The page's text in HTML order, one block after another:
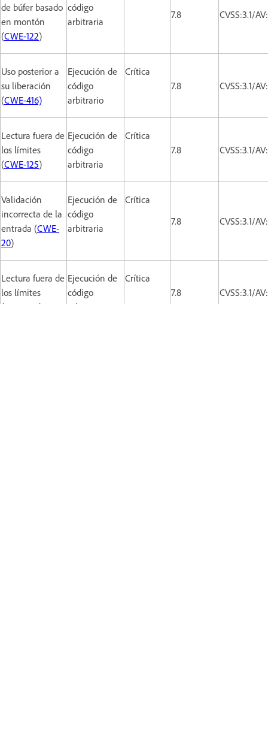
de búfer basado
en montón
(CWE-122)
código
arbitraria
7.8
CVSS:3.1/
Uso posterior a
su liberación
(CWE-416)
Ejecución de
código
arbitrario
Crítica
7.8
CVSS:3.1/
Lectura fuera de
los límites
(CWE-125)
Ejecución de
código
arbitraria
Crítica
7.8
CVSS:3.1/
Validación
incorrecta de la
entrada (CWE-
20)
Ejecución de
código
arbitraria
Crítica
7.8
CVSS:3.1/
Lectura fuera de
los límites
(
)
Ejecución de
código
arbitraria
Crítica
7.8
CVSS:3.1/